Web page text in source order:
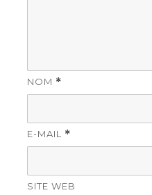
NOM *
E-MAIL *
SITE WEB